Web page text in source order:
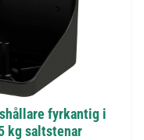
fyrkantig i
kg saltstenar